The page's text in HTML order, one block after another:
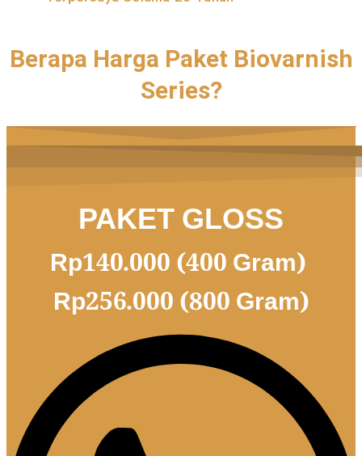
Berapa Harga Paket Biovarnish
Series?
PAKET GLOSS
Rp140.000 (400 Gram)
Rp256.000 (800 Gram)